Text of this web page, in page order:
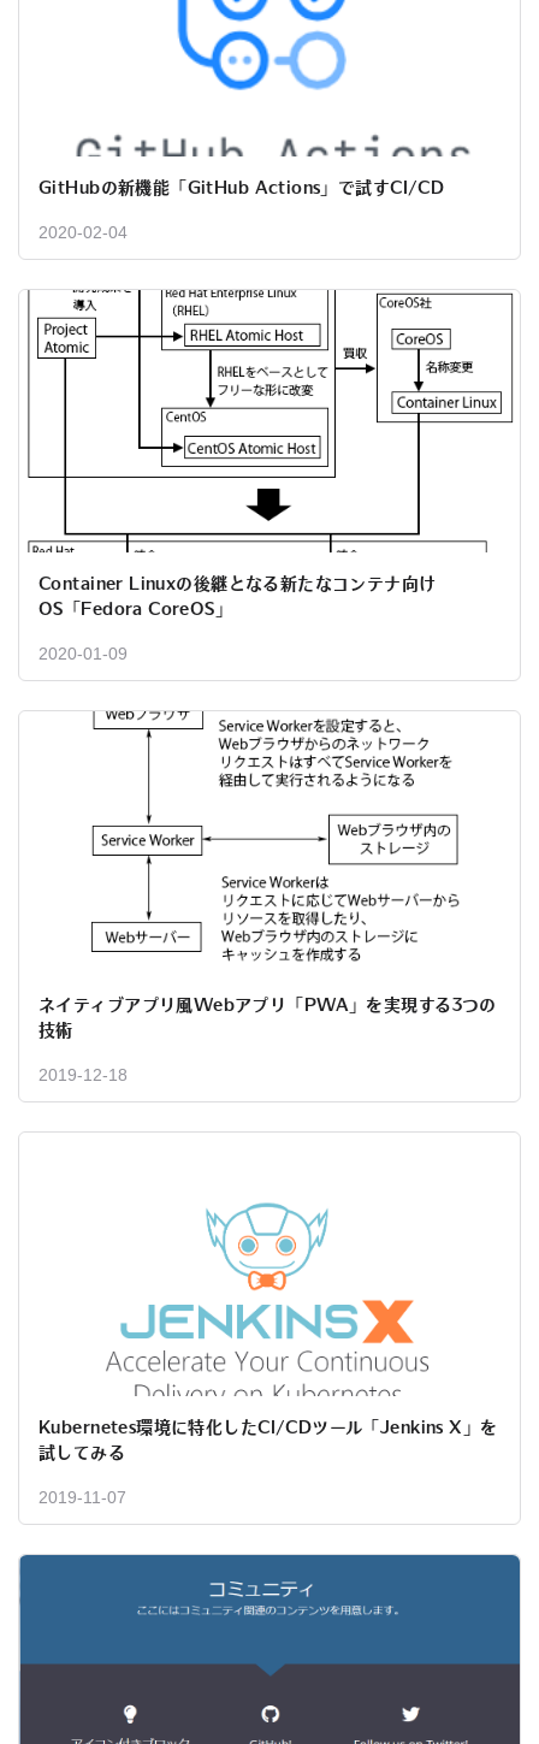
GitHubの新機能「GitHub Actions」で試すCI/CD
2020-02-04
Container Linuxの後継となる新たなコンテナ向け
OS「Fedora CoreOS」
2020-01-09
ネイティブアプリ風Webアプリ「PWA」を実現する3つの
技術
2019-12-18
Kubernetes環境に特化したCI/CDツール「Jenkins X」を
試してみる
2019-11-07